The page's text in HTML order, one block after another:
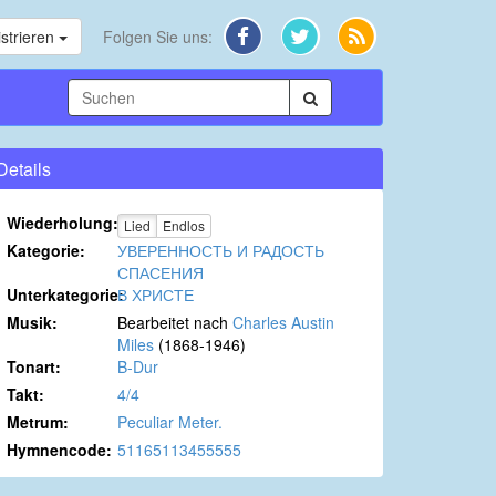
Folgen Sie uns:
Wiederholung: Lied Endlos
Kategorie:
УВЕРЕННОСТЬ И РАДОСТЬ
СПАСЕНИЯ
Unterkategorie:В ХРИСТЕ
Musik:
Bearbeitet nach Charles Austin
Miles (1868-1946)
Tonart:
B-Dur
Takt:
4/4
Metrum:
Peculiar Meter.
Hymnencode: 51165113455555